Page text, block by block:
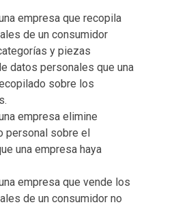
empresa que recopila
de un consumidor
y piezas
datos personales que una
sobre los
empresa elimine
personal sobre el
una empresa haya
empresa que vende los
de un consumidor no